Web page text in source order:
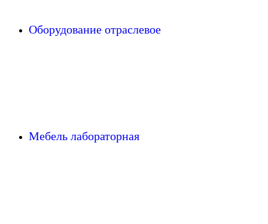
Оборудование отраслевое
Мебель лабораторная